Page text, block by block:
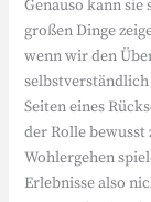
Genauso kann
großen Dinge
wenn wir den
Seiten eines
der Rolle bewusst
Wohlergehen
Erlebnisse also